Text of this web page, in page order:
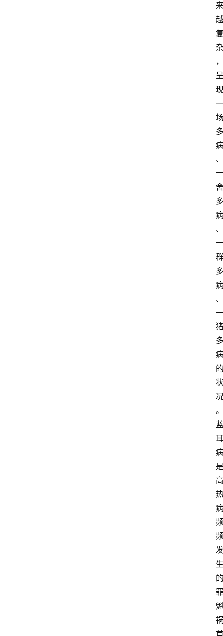
来
越
复
杂
，
呈
现
一
场
多
病
、
一
舍
多
病
、
一
群
多
病
、
一
猪
多
病
的
状
况
。
蓝
耳
病
是
高
热
病
频
频
发
生
的
罪
魁
祸
首